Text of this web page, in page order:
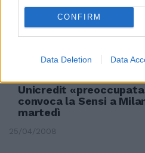
CONFIRM
Data Deletion Data
Colle irritato. E Fini
governo in Aula
25/07/2008
Unicredit
convoca la Sensi a
martedì
25/04/2008